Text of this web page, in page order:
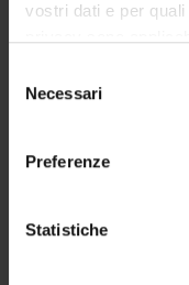
vostri dati e per
modificare o
momento dalla
raccogliere
geografica, con
delNecessari
Preferenze
Statistiche
Persone
Calendario